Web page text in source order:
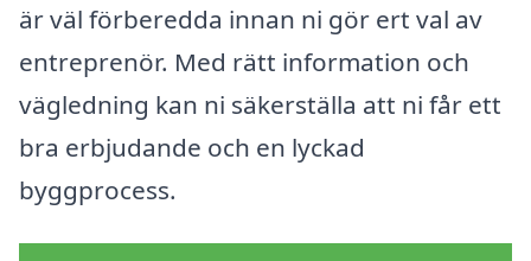
är väl förberedda innan ni gör ert val av
entreprenör. Med rätt information och
vägledning kan ni säkerställa att ni får ett
bra erbjudande och en lyckad
byggprocess.